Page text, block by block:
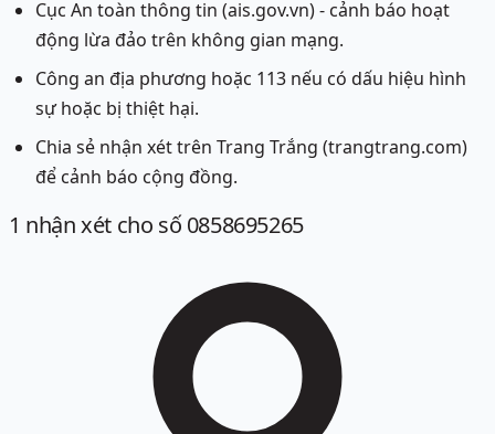
Cục An toàn thông tin (ais.gov.vn) - cảnh báo hoạt
động lừa đảo trên không gian mạng.
Công an địa phương hoặc 113 nếu có dấu hiệu hình
sự hoặc bị thiệt hại.
Chia sẻ nhận xét trên Trang Trắng (trangtrang.com)
để cảnh báo cộng đồng.
1 nhận xét cho số 0858695265